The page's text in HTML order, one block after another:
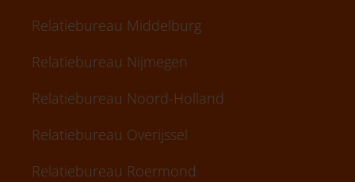
Relatiebureau Middelburg
Relatiebureau Nijmegen
Relatiebureau Noord-Holland
Relatiebureau Overijssel
Relatiebureau Roermond